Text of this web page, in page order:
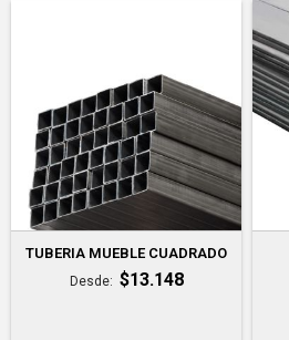
TUBERIA MUEBLE CUADRADO
Desde $13.148